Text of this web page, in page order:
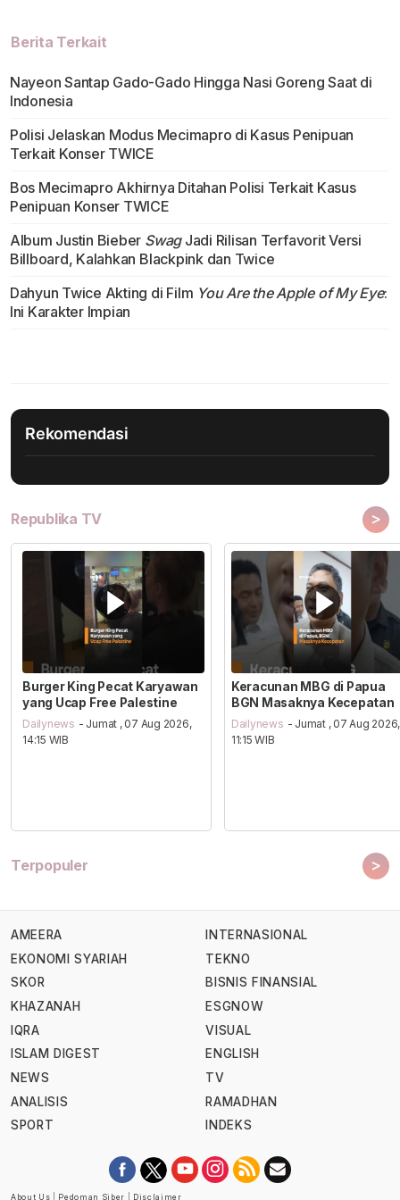
Berita Terkait
Nayeon Santap Gado-Gado Hingga Nasi Goreng Saat di
Indonesia
Polisi Jelaskan Modus Mecimapro di Kasus Penipuan
Terkait Konser TWICE
Bos Mecimapro Akhirnya Ditahan Polisi Terkait Kasus
Penipuan Konser TWICE
Album Justin Bieber SwagJadi Rilisan Terfavorit Versi
Billboard, Kalahkan Blackpink dan Twice
Dahyun Twice Akting di Film You Are the Apple of My Eye:
Ini Karakter Impian
Rekomendasi
Republika TV >
Burger King Pecat Karyawan
yang Ucap Free Palestine
Dailynews - Jumat , 07 Aug 2026,
14:15 WIB
Keracunan MBG di Papua
BGN Masaknya Kecepatan
Dailynews - Jumat , 07 Aug 2026,
11:15 WIB
Terpopuler >
AMEERA
EKONOMI SYARIAH
SKOR
KHAZANAH
IQRA
ISLAM DIGEST
NEWS
ANALISIS
SPORT
INTERNASIONAL
TEKNO
BISNIS FINANSIAL
ESGNOW
VISUAL
ENGLISH
TV
RAMADHAN
INDEKS
About Us Pedoman Siber Disclaimer